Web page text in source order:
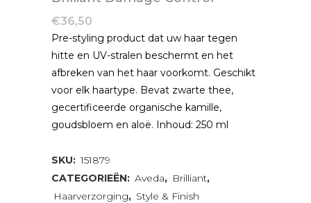
€36,50
Pre-styling product dat uw haar tegen
hitte en UV-stralen beschermt en het
afbreken van het haar voorkomt. Geschikt
voor elk haartype. Bevat zwarte thee,
gecertificeerde organische kamille,
goudsbloem en aloë. Inhoud: 250 ml
SKU: 151879
CATEGORIEËN: Aveda, Brilliant,
Haarverzorging, Style & Finish